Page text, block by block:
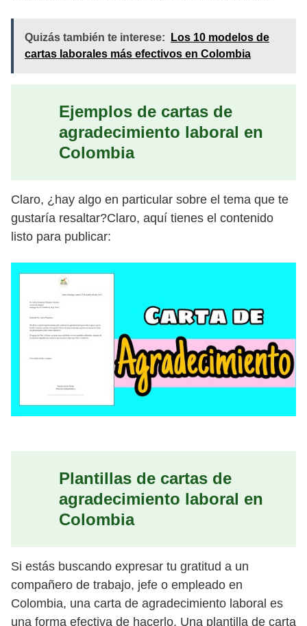
Quizás también te interese:
Los 10 modelos de
cartas laborales más efectivos en Colombia
Ejemplos de cartas de
agradecimiento laboral en
Colombia
Claro, ¿hay algo en particular sobre el tema que te
gustaría resaltar?Claro, aquí tienes el contenido
listo para publicar:
Plantillas de cartas de
agradecimiento laboral en
Colombia
Si estás buscando expresar tu gratitud a un
compañero de trabajo, jefe o empleado en
Colombia, una carta de agradecimiento laboral es
una forma efectiva de hacerlo. Una plantilla de carta